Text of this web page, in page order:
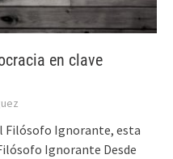
en clave
Filósofo Ignorante, esta
Ignorante Desde